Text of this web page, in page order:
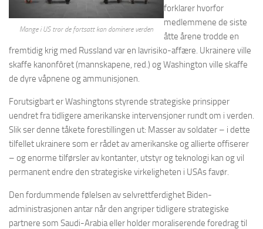
Mange i US tror de fortsatt kan dominere verden
forklarer hvorfor
medlemmene de siste
åtte årene trodde en
fremtidig krig med Russland var en lavrisiko-affære. Ukrainere ville
skaffe kanonfôret (mannskapene, red.) og Washington ville skaffe
de dyre våpnene og ammunisjonen.
Forutsigbart er Washingtons styrende strategiske prinsipper
uendret fra tidligere amerikanske intervensjoner rundt om i verden.
Slik ser denne tåkete forestillingen ut: Masser av soldater – i dette
tilfellet ukrainere som er rådet av amerikanske og allierte offiserer
– og enorme tilførsler av kontanter, utstyr og teknologi kan og vil
permanent endre den strategiske virkeligheten i USAs favør.
Den fordummende følelsen av selvrettferdighet Biden-
administrasjonen antar når den angriper tidligere strategiske
partnere som Saudi-Arabia eller holder moraliserende foredrag til